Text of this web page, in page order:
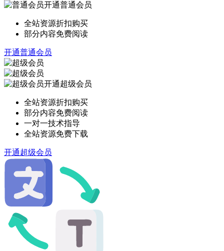
开通普通会员
全站资源折扣购买
部分内容免费阅读
开通普通会员
开通超级会员
全站资源折扣购买
部分内容免费阅读
一对一技术指导
全站资源免费下载
开通超级会员